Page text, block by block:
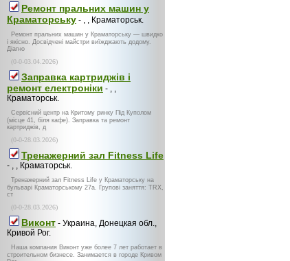
Ремонт пральних машин у
Краматорську - , , Краматорськ.
Ремонт пральних машин у Краматорську — швидко
і якісно. Досвідчені майстри виїжджають додому.
Діагно
(0-0-03.04.2026)
Заправка картриджів і
ремонт електроніки - , ,
Краматорськ.
Сервісний центр на Критому ринку Під Куполом
(місце 41, біля кафе). Заправка та ремонт
картриджів, д
(0-0-28.03.2026)
Тренажерний зал Fitness Life
- , , Краматорськ.
Тренажерний зал Fitness Life у Краматорську на
бульварі Краматорському 27а. Групові заняття: TRX,
ст
(0-0-28.03.2026)
Виконт - Украина, Донецкая обл.,
Кривой Рог.
Наша компания Виконт уже более 7 лет работает в
строительном бизнесе. Занимается в городе Кривом